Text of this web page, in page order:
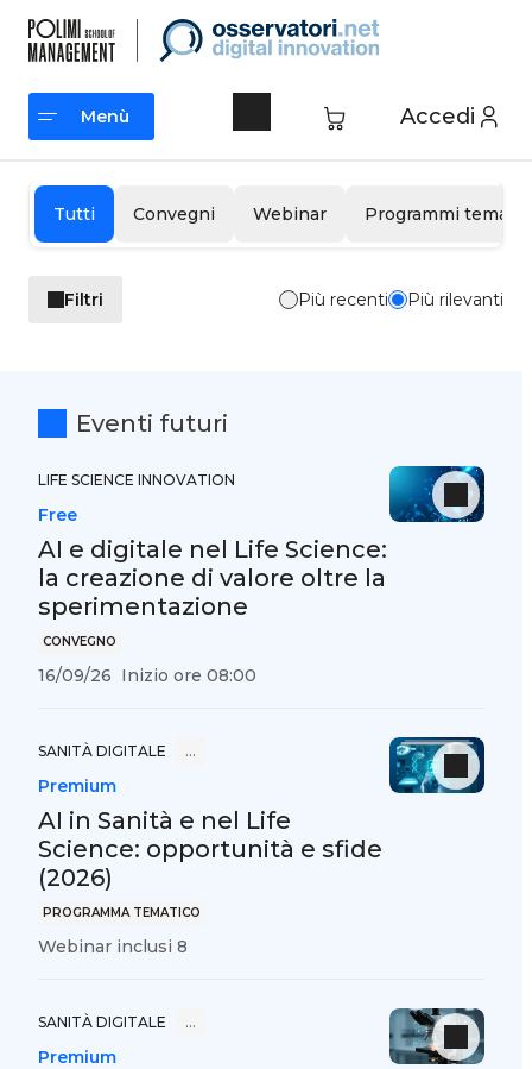
contenuto
Accedi
Menù
Tutti Convegni Webinar Programmi
Filtri Più recenti Più rilevanti
Eventi futuri
LIFE SCIENCE INNOVATION
CONVEGNO
AI e digitale nel Life Science:
la creazione di valore oltre la
sperimentazione
16/09/26
Free
Inizio ore 08:00
SANITÀ DIGITALE …
PROGRAMMA TEMATICO
AI in Sanità e nel Life
Science: opportunità e sfide
(2026)
Premium
Webinar inclusi 8
SANITÀ DIGITALE …
Premium